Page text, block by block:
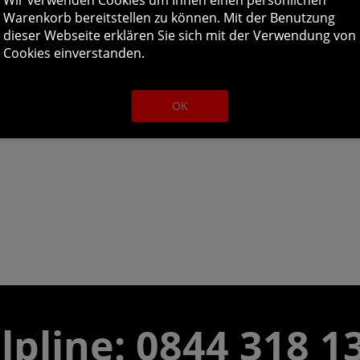
0844 318
Warenkorb bereitstellen zu können. Mit der Benutzung
dieser Webseite erklären Sie sich mit der Verwendung von
Cookies einverstanden.
OK